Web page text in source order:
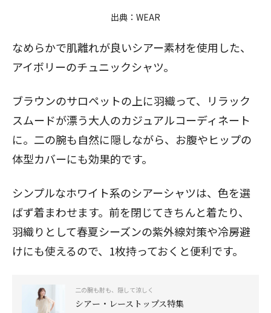
出典： WEAR
なめらかで肌離れが良いシアー素材を使用した、
アイボリーのチュニックシャツ。
ブラウンのサロペットの上に羽織って、リラック
スムードが漂う大人のカジュアルコーディネート
に。二の腕も自然に隠しながら、お腹やヒップの
体型カバーにも効果的です。
シンプルなホワイト系のシアーシャツは、色を選
ばず着まわせます。前を閉じてきちんと着たり、
羽織りとして春夏シーズンの紫外線対策や冷房避
けにも使えるので、1枚持っておくと便利です。
二の腕も肘も、隠して涼しく
シアー・レーストップス特集